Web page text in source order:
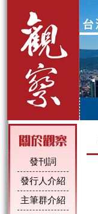
發刊詞
發行人介紹
主筆群介紹